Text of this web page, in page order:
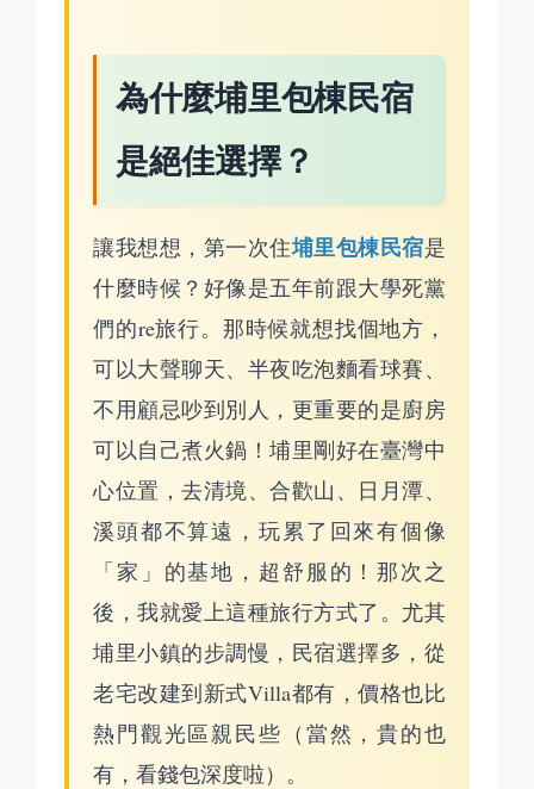
為什麼埔里包棟民宿
是絕佳選擇？
讓我想想，第一次住埔里包棟民宿是
什麼時候？好像是五年前跟大學死黨
們的re旅行。那時候就想找個地方，
可以大聲聊天、半夜吃泡麵看球賽、
不用顧忌吵到別人，更重要的是廚房
可以自己煮火鍋！埔里剛好在臺灣中
心位置，去清境、合歡山、日月潭、
溪頭都不算遠，玩累了回來有個像
「家」的基地，超舒服的！那次之
後，我就愛上這種旅行方式了。尤其
埔里小鎮的步調慢，民宿選擇多，從
老宅改建到新式Villa都有，價格也比
熱門觀光區親民些（當然，貴的也
有，看錢包深度啦）。